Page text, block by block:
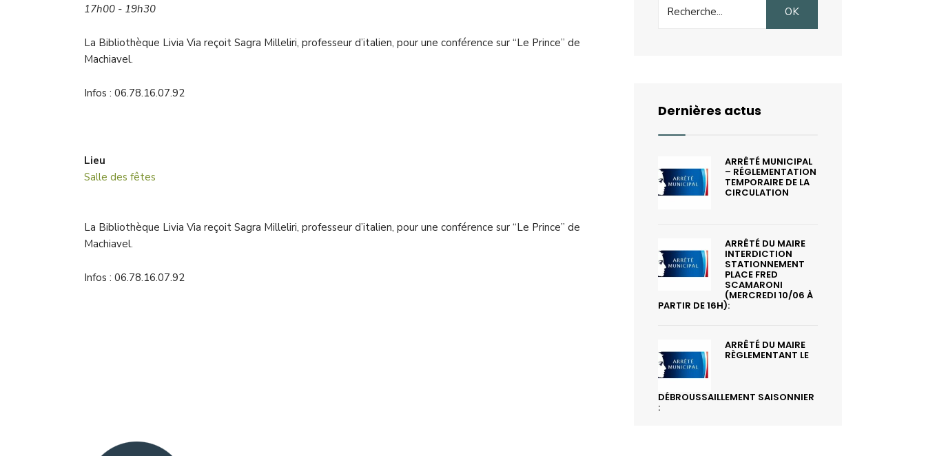
17h00 - 19h30
La Bibliothèque Livia Via reçoit Sagra Milleliri, professeur d’italien, pour une conférence sur “Le Prince” de
Machiavel.
Infos : 06.78.16.07.92
Lieu
Salle des fêtes
La Bibliothèque Livia Via reçoit Sagra Milleliri, professeur d’italien, pour une conférence sur “Le Prince” de
Machiavel.
Infos : 06.78.16.07.92
for:
OK
Dernières actus
ARRÊTÉ MUNICIPAL
– RÉGLEMENTATION
TEMPORAIRE DE LA
CIRCULATION
ARRÊTÉ DU MAIRE
INTERDICTION
STATIONNEMENT
PLACE FRED
SCAMARONI
(MERCREDI 10/06 À
PARTIR DE 16H):
ARRÊTÉ DU MAIRE
RÈGLEMENTANT LE
DÉBROUSSAILLEMENT SAISONNIER
: